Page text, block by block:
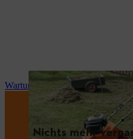
Wartung und Reparatur
Nichts mehr